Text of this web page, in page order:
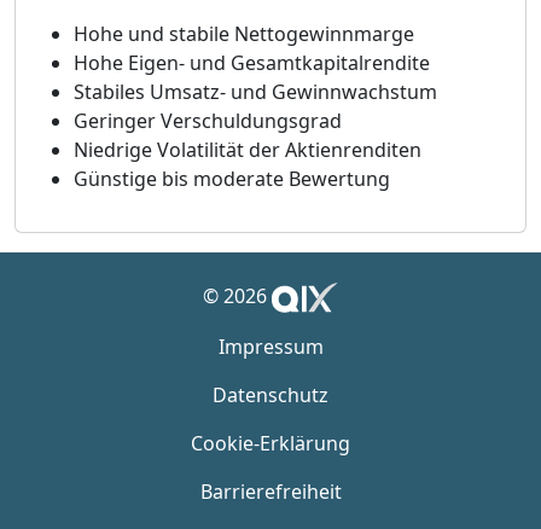
Hohe und stabile Nettogewinnmarge
Hohe Eigen- und Gesamtkapitalrendite
Stabiles Umsatz- und Gewinnwachstum
Geringer Verschuldungsgrad
Niedrige Volatilität der Aktienrenditen
Günstige bis moderate Bewertung
© 2026
Impressum
Datenschutz
Cookie-Erklärung
Barrierefreiheit